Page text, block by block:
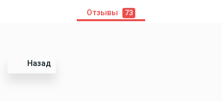
Отзывы 73
Назад